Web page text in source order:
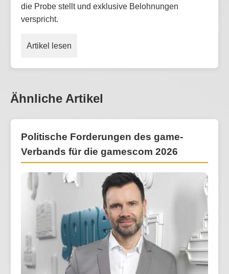
die Probe stellt und exklusive Belohnungen
verspricht.
Artikel lesen
Ähnliche Artikel
Politische Forderungen des game-
Verbands für die gamescom 2026